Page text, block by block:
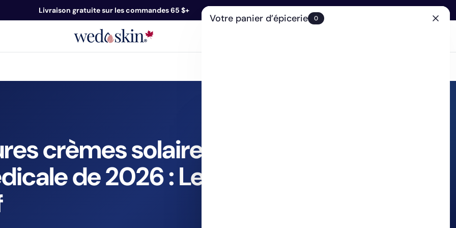
Livraison gratuite sur les commandes 65 $+
crèmes solaires
de 2026 : Le
Votre panier d’épicerie 0